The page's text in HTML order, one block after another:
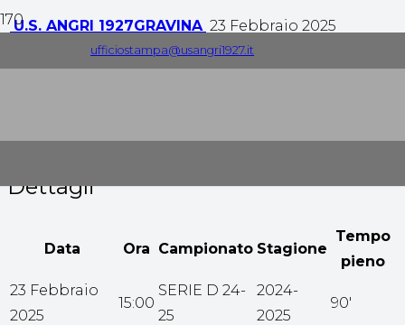
ufficiostampa@usangri1927.it
U.S. ANGRI 1927GRAVINA 23 Febbraio 2025
Dettagli
Data Ora Campionato Stagione
Tempo
pieno
23 Febbraio
2025
15:00
SERIE D 24-
25
2024-
2025
90'